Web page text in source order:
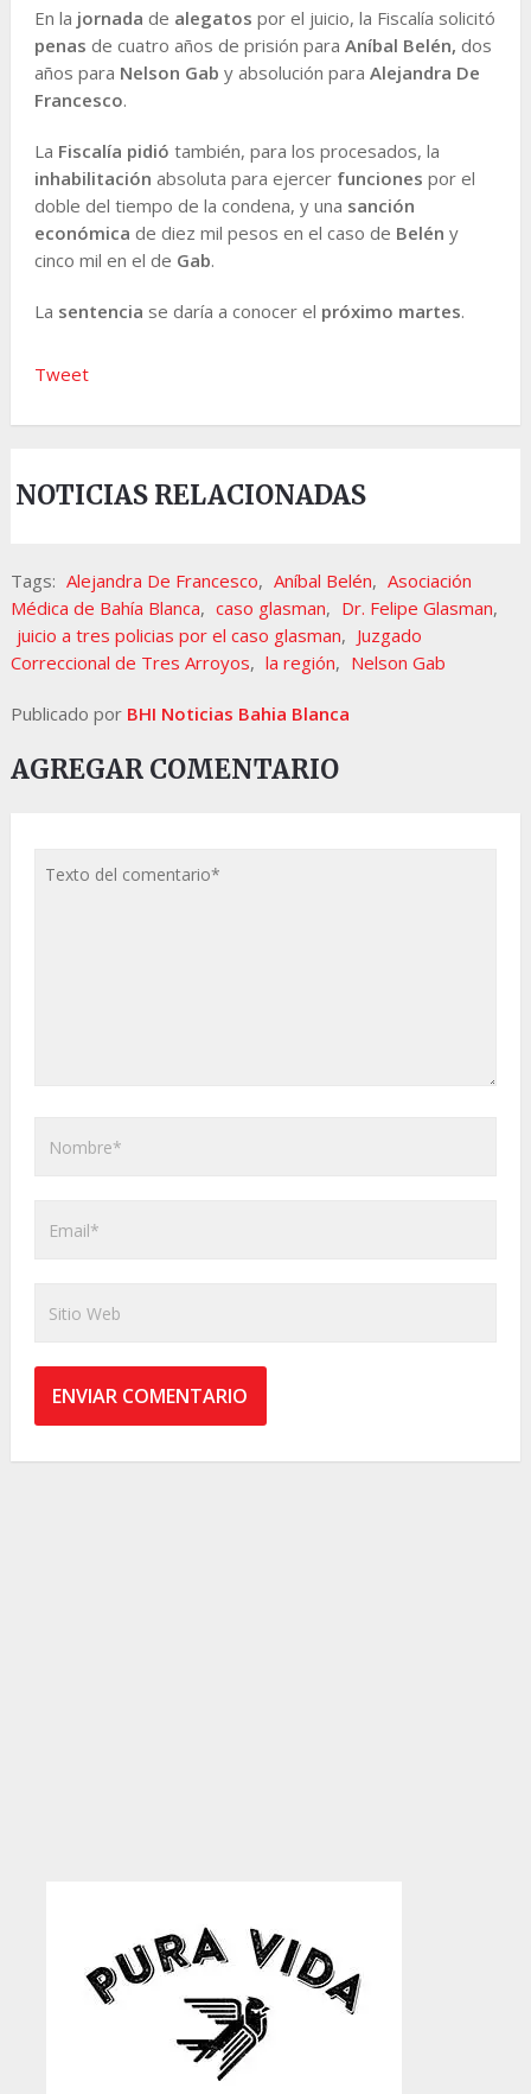
En la jornada de alegatos por el juicio, la Fiscalía solicitó
penas de cuatro años de prisión para Aníbal Belén, dos
años para Nelson Gab y absolución para Alejandra De
Francesco.
La Fiscalía pidió también, para los procesados, la
inhabilitación absoluta para ejercer funciones por el
doble del tiempo de la condena, y una sanción
económica de diez mil pesos en el caso de Belén y
cinco mil en el de Gab.
La sentencia se daría a conocer el próximo martes.
Tweet
NOTICIAS RELACIONADAS
Tags: Alejandra De Francesco, Aníbal Belén, Asociación
Médica de Bahía Blanca, caso glasman, Dr. Felipe Glasman,
juicio a tres policias por el caso glasman, Juzgado
Correccional de Tres Arroyos, la región, Nelson Gab
Publicado por BHI Noticias Bahia Blanca
AGREGAR COMENTARIO